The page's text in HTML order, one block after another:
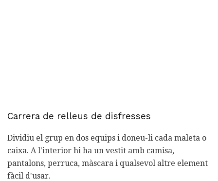
Carrera de relleus de disfresses
Dividiu el grup en dos equips i doneu-li cada maleta o
caixa. A l'interior hi ha un vestit amb camisa,
pantalons, perruca, màscara i qualsevol altre element
fàcil d'usar.